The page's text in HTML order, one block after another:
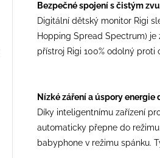
Bezpečné spojení s čistým
Digitální dětský monitor Rigi
Hopping Spread Spectrum)
přístroj Rigi 100% odolný proti
Nízké záření a úspory
Díky inteligentnímu zařízení
automaticky přepne do
babyphone v režimu spánku.